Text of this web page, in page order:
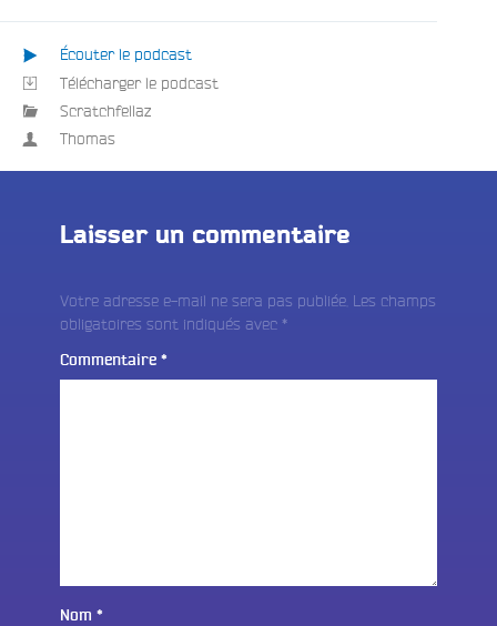
Écouter le podcast
Télécharger le podcast
Scratchfellaz
Thomas
Laisser un commentaire
Votre adresse e-mail ne sera pas publiée. Les champs
obligatoires sont indiqués avec *
Commentaire *
Nom *